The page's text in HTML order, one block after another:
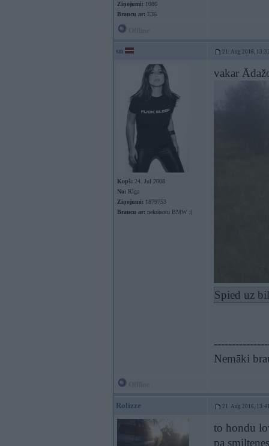
Ziņojumi: 1086
Braucu ar: E36
sn 21. Aug 2016,
Kopš: 24. Jul 2008
No: Rīga
Ziņojumi: 1879753
Braucu ar: nekrāsotu BMW :(
vakar
Spied uz
Nemāki
Rolizze 21. Aug 2016,
to hondu
pa